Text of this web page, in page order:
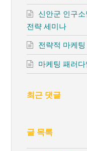
신안군 인구
전략 세미나
전략적 마케
마케팅 패러
최근 댓글
글 목록